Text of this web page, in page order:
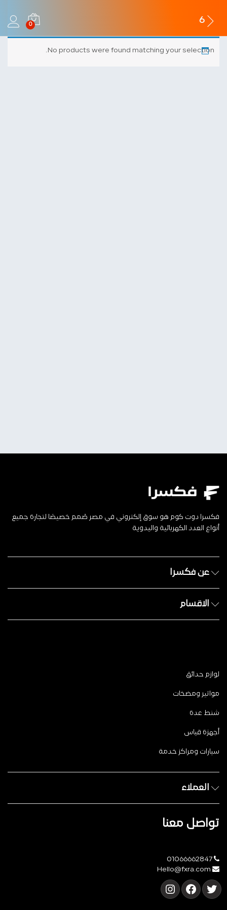
6
0
No products were found matching your selection.
فكسرا دوت كوم هو سوق إلكتروني في مصر صُمم خصيصًا لتجارة جميع
أنواع العدد الكهربائية واليدوية
عن فكسرا
الاقسام
لوازم حدائق
مواتير ومضخات
شنط عدة
أجهزة قياس
سيارات ومراكز خدمة
العملاء
تواصل معنا
تويترفيسبوكإنستجرام